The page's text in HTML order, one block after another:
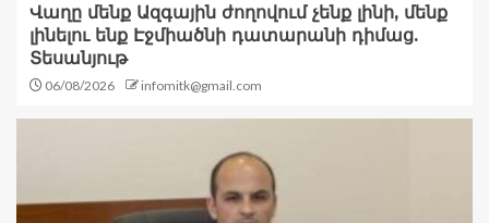
Վաղը մենք Ազգային ժողովում չենք լինի, մենք
լինելու ենք Էջմիածնի դատարանի դիմաց.
Տեսանյութ
06/08/2026 infomitk@gmail.com